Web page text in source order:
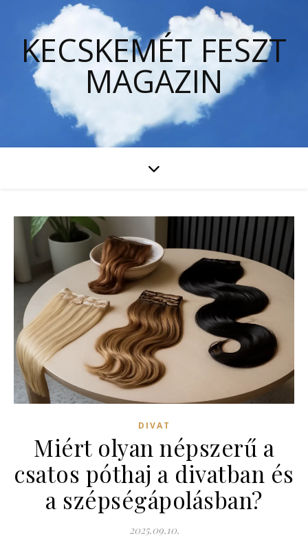
KECSKEMÉT FESZT
MAGAZIN
DIVAT
Miért olyan népszerű a
csatos póthaj a divatban és
a szépségápolásban?
2025.09.10.